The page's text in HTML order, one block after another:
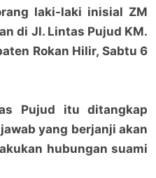
laki-laki inisial ZM
di Jl. Lintas Pujud KM.
Rokan Hilir, Sabtu 6
Pujud itu ditangkap
yang berjanji akan
hubungan suami